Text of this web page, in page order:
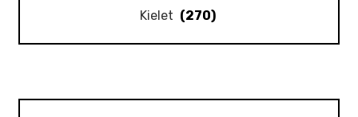
Kielet (270)